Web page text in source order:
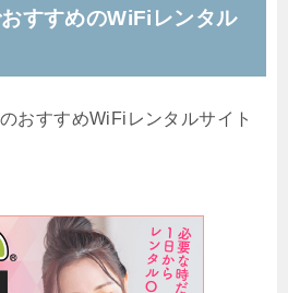
すすめのWiFiレンタル
おすすめWiFiレンタルサイト